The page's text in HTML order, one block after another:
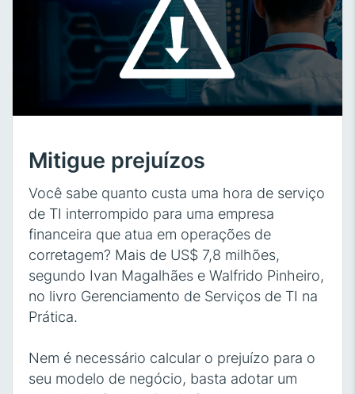
Mitigue prejuízos
Você sabe quanto custa uma hora de serviço
de TI interrompido para uma empresa
financeira que atua em operações de
corretagem? Mais de US$ 7,8 milhões,
segundo Ivan Magalhães e Walfrido Pinheiro,
no livro Gerenciamento de Serviços de TI na
Prática.
Nem é necessário calcular o prejuízo para o
seu modelo de negócio, basta adotar um